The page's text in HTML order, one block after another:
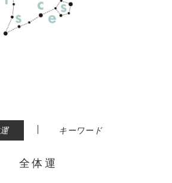
| キーワード
全体運